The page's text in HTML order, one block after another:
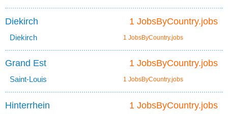
1 JobsByCountry.jobs
Diekirch
Diekirch 1 JobsByCountry.jobs
1 JobsByCountry.jobs
Grand Est
Saint-Louis 1 JobsByCountry.jobs
1 JobsByCountry.jobs
Hinterrhein